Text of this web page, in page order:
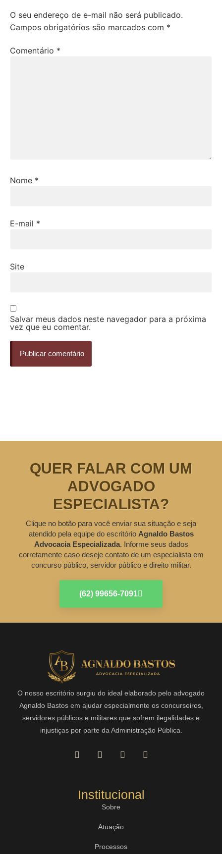
O seu endereço de e-mail não será publicado.
Campos obrigatórios são marcados com *
Comentário *
Nome *
E-mail *
Site
Salvar meus dados neste navegador para a próxima
vez que eu comentar.
QUER FALAR COM UM
ADVOGADO
ESPECIALISTA?
Clique no botão para você enviar sua situação e seja
atendido pela equipe do escritório Agnaldo Bastos
Advocacia Especializada. Informe seus dados
corretamente caso deseje contato de um especialista em
concurso público, servidor público e direito militar.
(62) 99656-7091
O nosso escritório surgiu do ideal elaborado pelo advogado
Agnaldo Bastos em ajudar especialmente os concurseiros,
servidores públicos e militares que sofrem ilegalidades e
injustiças por parte da Administração Pública.
Institucional
Sobre
Atuação
Processos